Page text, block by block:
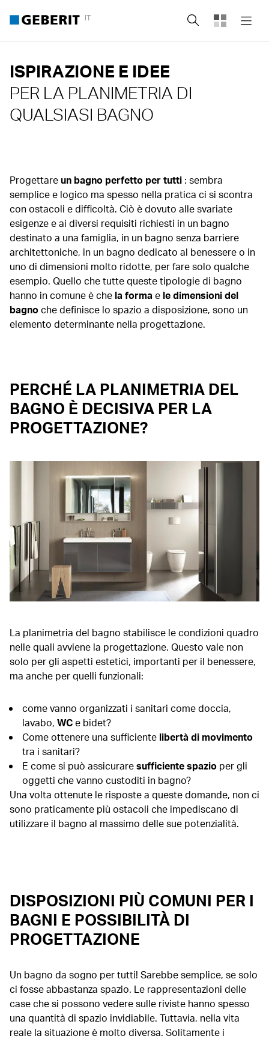
IT Cerca
ISPIRAZIONE E IDEE
PER LA PLANIMETRIA DI
QUALSIASI BAGNO
Progettareun bagno perfetto per tutti : sembra
semplice e logico ma spesso nella pratica ci si scontra
con ostacoli e difficoltà. Ciò è dovuto alle svariate
esigenze e ai diversi requisiti richiesti in un bagno
destinato a una famiglia, in un bagno senza barriere
architettoniche, in un bagno dedicato al benessere o in
uno di dimensioni molto ridotte, per fare solo qualche
esempio. Quello che tutte queste tipologie di bagno
hanno in comune è che la forma e le dimensioni del
bagnoche definisce lo spazio a disposizione, sono un
elemento determinante nella progettazione.
PERCHÉ LA PLANIMETRIA DEL
BAGNO È DECISIVA PER LA
PROGETTAZIONE?
La planimetria del bagno stabilisce le condizioni quadro
nelle quali avviene la progettazione. Questo vale non
solo per gli aspetti estetici, importanti per il benessere,
ma anche per quelli funzionali:
come vanno organizzati i sanitari come doccia,
lavabo, WCe bidet?
Come ottenere una sufficiente libertà di movimento
tra i sanitari?
E come si può assicuraresufficiente spazio per gli
oggetti che vanno custoditi in bagno?
Una volta ottenute le risposte a queste domande, non ci
sono praticamente più ostacoli che impediscano di
utilizzare il bagno al massimo delle sue potenzialità.
DISPOSIZIONI PIÙ COMUNI PER I
BAGNI E POSSIBILITÀ DI
PROGETTAZIONE
Un bagno da sogno per tutti! Sarebbe semplice, se solo
ci fosse abbastanza spazio. Le rappresentazioni delle
case che si possono vedere sulle riviste hanno spesso
una quantità di spazio invidiabile. Tuttavia, nella vita
reale la situazione è molto diversa. Solitamente i